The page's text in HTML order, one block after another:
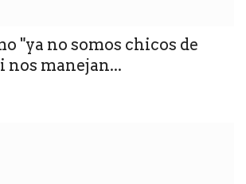
"ya no somos chicos de
nos manejan...